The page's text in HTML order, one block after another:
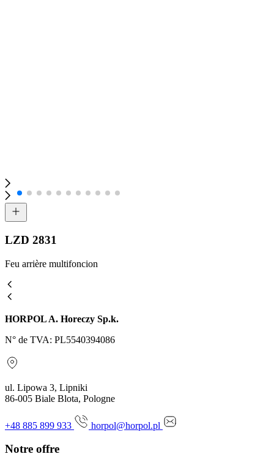
LZD 2831
Feu arrière multifoncion
HORPOL A. Horeczy Sp.k.
N° de TVA: PL5540394086
ul. Lipowa 3, Lipniki
86-005 Biale Blota, Pologne
+48 885 899 933 horpol@horpol.pl
Notre offre